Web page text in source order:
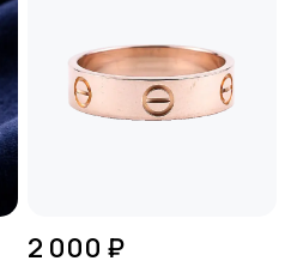
2 000 ₽